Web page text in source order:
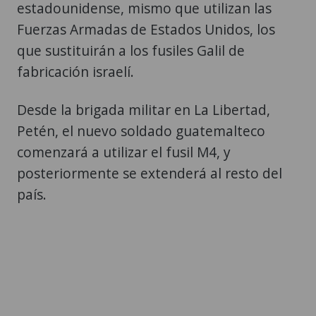
estadounidense, mismo que utilizan las
Fuerzas Armadas de Estados Unidos, los
que sustituirán a los fusiles Galil de
fabricación israelí.
Desde la brigada militar en La Libertad,
Petén, el nuevo soldado guatemalteco
comenzará a utilizar el fusil M4, y
posteriormente se extenderá al resto del
país.